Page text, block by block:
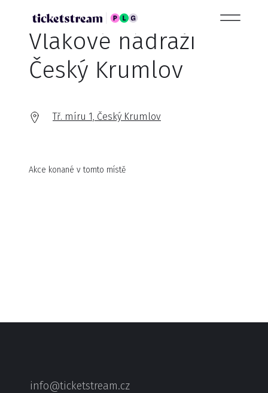
Vlakové nádraží
Český Krumlov
Tř. míru 1, Český Krumlov
Akce konané v tomto místě
info@ticketstream.cz